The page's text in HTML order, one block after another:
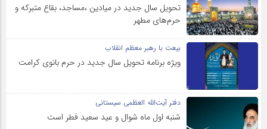
تحویل سال‌ جدید در میادین ،مساجد، بقاع متبرکه‌ و
حرم‌های‌ مطهر
بیعت با رهبر معظم انقلاب
ویژه برنامه تحویل سال جدید در حرم بانوی کرامت
دفتر آیت‌الله العظمی سیستانی
شنبه اول ماه شوال و عید سعید فطر است